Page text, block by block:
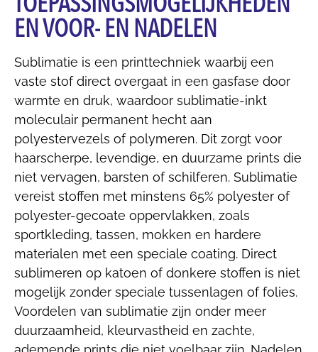
EN VOOR- EN NADELEN
Sublimatie is een printtechniek waarbij een
vaste stof direct overgaat in een gasfase door
warmte en druk, waardoor sublimatie-inkt
moleculair permanent hecht aan
polyestervezels of polymeren. Dit zorgt voor
haarscherpe, levendige, en duurzame prints die
niet vervagen, barsten of schilferen. Sublimatie
vereist stoffen met minstens 65% polyester of
polyester-gecoate oppervlakken, zoals
sportkleding, tassen, mokken en hardere
materialen met een speciale coating. Direct
sublimeren op katoen of donkere stoffen is niet
mogelijk zonder speciale tussenlagen of folies.
Voordelen van sublimatie zijn onder meer
duurzaamheid, kleurvastheid en zachte,